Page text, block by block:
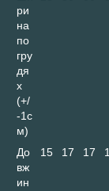
ри
на
по
гру
дя
х
(+/
-1с
м)
До
вж
ин
15 17 17